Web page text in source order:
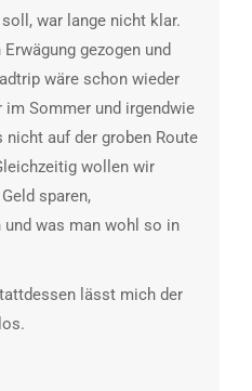
war lange nicht klar.
gezogen und
wäre schon wieder
im Sommer und irgendwie
nicht auf der groben Route
wollen wir
sparen,
und was man wohl so in
lässt mich der